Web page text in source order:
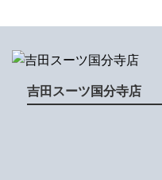
吉田スーツ国分寺店